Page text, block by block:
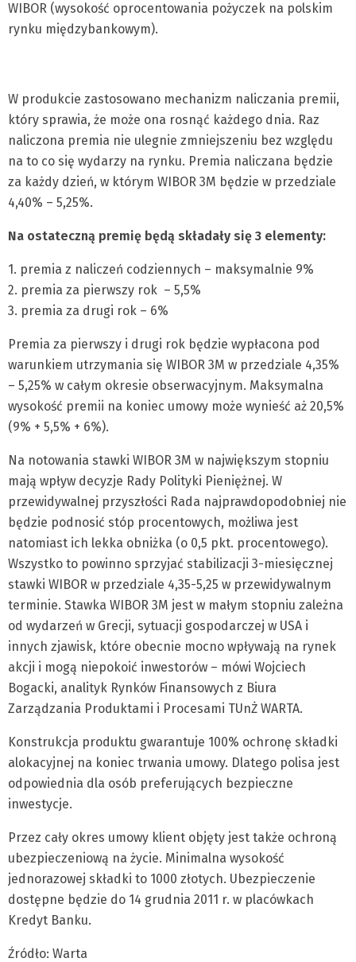
WIBOR (wysokość oprocentowania pożyczek na polskim
rynku międzybankowym).
W produkcie zastosowano mechanizm naliczania premii,
który sprawia, że może ona rosnąć każdego dnia. Raz
naliczona premia nie ulegnie zmniejszeniu bez względu
na to co się wydarzy na rynku. Premia naliczana będzie
za każdy dzień, w którym WIBOR 3M będzie w przedziale
4,40% – 5,25%.
Na ostateczną premię będą składały się 3 elementy:
1. premia z naliczeń codziennych – maksymalnie 9%
2. premia za pierwszy rok – 5,5%
3. premia za drugi rok – 6%
Premia za pierwszy i drugi rok będzie wypłacona pod
warunkiem utrzymania się WIBOR 3M w przedziale 4,35%
– 5,25% w całym okresie obserwacyjnym. Maksymalna
wysokość premii na koniec umowy może wynieść aż 20,5%
(9% + 5,5% + 6%).
Na notowania stawki WIBOR 3M w największym stopniu
mają wpływ decyzje Rady Polityki Pieniężnej. W
przewidywalnej przyszłości Rada najprawdopodobniej nie
będzie podnosić stóp procentowych, możliwa jest
natomiast ich lekka obniżka (o 0,5 pkt. procentowego).
Wszystko to powinno sprzyjać stabilizacji 3-miesięcznej
stawki WIBOR w przedziale 4,35-5,25 w przewidywalnym
terminie. Stawka WIBOR 3M jest w małym stopniu zależna
od wydarzeń w Grecji, sytuacji gospodarczej w USA i
innych zjawisk, które obecnie mocno wpływają na rynek
akcji i mogą niepokoić inwestorów – mówi Wojciech
Bogacki, analityk Rynków Finansowych z Biura
Zarządzania Produktami i Procesami TUnŻ WARTA.
Konstrukcja produktu gwarantuje 100% ochronę składki
alokacyjnej na koniec trwania umowy. Dlatego polisa jest
odpowiednia dla osób preferujących bezpieczne
inwestycje.
Przez cały okres umowy klient objęty jest także ochroną
ubezpieczeniową na życie. Minimalna wysokość
jednorazowej składki to 1000 złotych. Ubezpieczenie
dostępne będzie do 14 grudnia 2011 r. w placówkach
Kredyt Banku.
Źródło: Warta